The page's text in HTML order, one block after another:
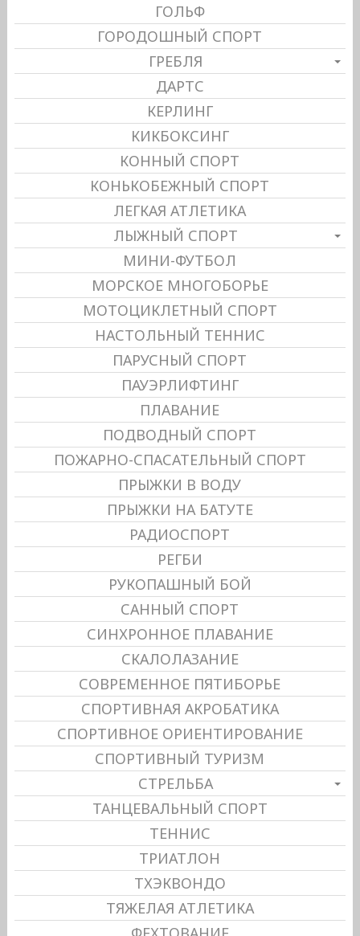
ГОЛЬФ
ГОРОДОШНЫЙ СПОРТ
ГРЕБЛЯ
ДАРТС
КЕРЛИНГ
КИКБОКСИНГ
КОННЫЙ СПОРТ
КОНЬКОБЕЖНЫЙ СПОРТ
ЛЕГКАЯ АТЛЕТИКА
ЛЫЖНЫЙ СПОРТ
МИНИ-ФУТБОЛ
МОРСКОЕ МНОГОБОРЬЕ
МОТОЦИКЛЕТНЫЙ СПОРТ
НАСТОЛЬНЫЙ ТЕННИС
ПАРУСНЫЙ СПОРТ
ПАУЭРЛИФТИНГ
ПЛАВАНИЕ
ПОДВОДНЫЙ СПОРТ
ПОЖАРНО-СПАСАТЕЛЬНЫЙ СПОРТ
ПРЫЖКИ В ВОДУ
ПРЫЖКИ НА БАТУТЕ
РАДИОСПОРТ
РЕГБИ
РУКОПАШНЫЙ БОЙ
САННЫЙ СПОРТ
СИНХРОННОЕ ПЛАВАНИЕ
СКАЛОЛАЗАНИЕ
СОВРЕМЕННОЕ ПЯТИБОРЬЕ
СПОРТИВНАЯ АКРОБАТИКА
СПОРТИВНОЕ ОРИЕНТИРОВАНИЕ
СПОРТИВНЫЙ ТУРИЗМ
СТРЕЛЬБА
ТАНЦЕВАЛЬНЫЙ СПОРТ
ТЕННИС
ТРИАТЛОН
ТХЭКВОНДО
ТЯЖЕЛАЯ АТЛЕТИКА